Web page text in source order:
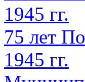
1945 гг.
75 лет
1945 гг.